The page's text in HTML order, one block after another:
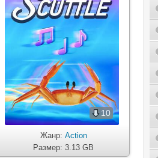
10
Жанр: Action
Размер: 3.13 GB